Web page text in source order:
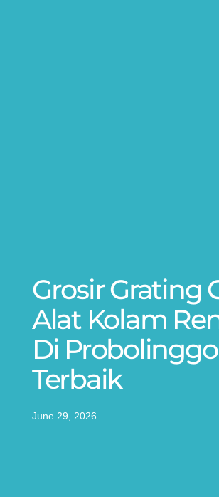
Grosir Grating
Alat Kolam
Di Probolinggo
Terbaik
June 29, 2026